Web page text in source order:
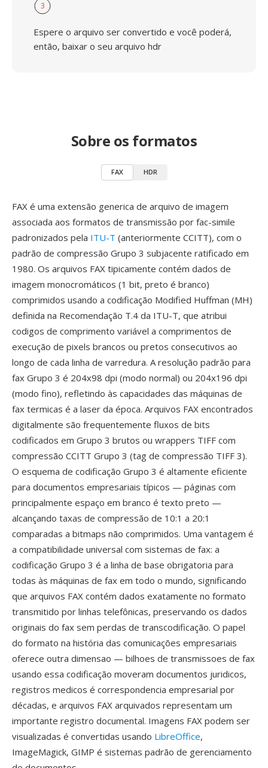
3
Espere o arquivo ser convertido e você poderá,
então, baixar o seu arquivo hdr
Sobre os formatos
FAX HDR
FAX é uma extensão generica de arquivo de imagem
associada aos formatos de transmissão por fac-simile
padronizados pela ITU-T (anteriormente CCITT), com o
padrão de compressão Grupo 3 subjacente ratificado em
1980. Os arquivos FAX tipicamente contém dados de
imagem monocromáticos (1 bit, preto é branco)
comprimidos usando a codificação Modified Huffman (MH)
definida na Recomendação T.4 da ITU-T, que atribui
codigos de comprimento variável a comprimentos de
execução de pixels brancos ou pretos consecutivos ao
longo de cada linha de varredura. A resolução padrão para
fax Grupo 3 é 204x98 dpi (modo normal) ou 204x196 dpi
(modo fino), refletindo às capacidades das máquinas de
fax termicas é a laser da época. Arquivos FAX encontrados
digitalmente são frequentemente fluxos de bits
codificados em Grupo 3 brutos ou wrappers TIFF com
compressão CCITT Grupo 3 (tag de compressão TIFF 3).
O esquema de codificação Grupo 3 é altamente eficiente
para documentos empresariais típicos — páginas com
principalmente espaço em branco é texto preto —
alcançando taxas de compressão de 10:1 a 20:1
comparadas a bitmaps não comprimidos. Uma vantagem é
a compatibilidade universal com sistemas de fax: a
codificação Grupo 3 é a linha de base obrigatoria para
todas às máquinas de fax em todo o mundo, significando
que arquivos FAX contém dados exatamente no formato
transmitido por linhas telefônicas, preservando os dados
originais do fax sem perdas de transcodificação. O papel
do formato na história das comunicações empresariais
oferece outra dimensao — bilhoes de transmissoes de fax
usando essa codificação moveram documentos juridicos,
registros medicos é correspondencia empresarial por
décadas, e arquivos FAX arquivados representam um
importante registro documental. Imagens FAX podem ser
visualizadas é convertidas usando LibreOffice,
ImageMagick, GIMP é sistemas padrão de gerenciamento